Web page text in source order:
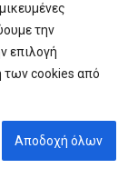
την
επιλογή
των cookies από
Αποδοχή όλων
και Ευρωπαϊκού
ΕΝΙΣΧΥΣΕΩΝ